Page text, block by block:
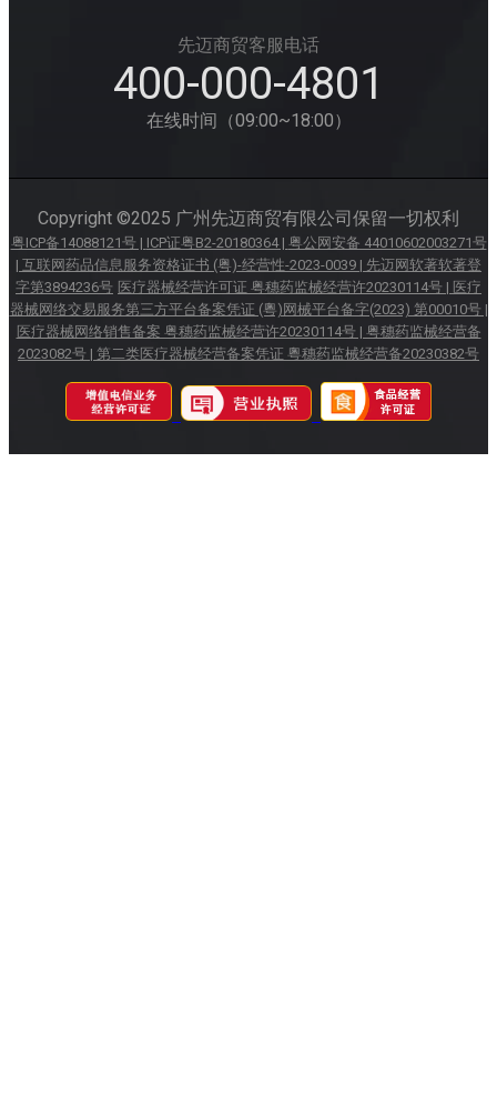
先迈商贸客服电话
400-000-4801
在线时间（09:00~18:00）
Copyright ©2025 广州先迈商贸有限公司保留一切权利
粤ICP备14088121号 | ICP证粤B2-20180364 | 粤公网安备 44010602003271号
| 互联网药品信息服务资格证书 (粤)-经营性-2023-0039 | 先迈网软著软著登
字第3894236号 医疗器械经营许可证 粤穗药监械经营许20230114号 | 医疗
器械网络交易服务第三方平台备案凭证 (粵)网械平台备字(2023) 第00010号 |
医疗器械网络销售备案 粤穗药监械经营许20230114号 | 粤穗药监械经营备
2023082号 | 第二类医疗器械经营备案凭证 粵穗药监械经营备20230382号